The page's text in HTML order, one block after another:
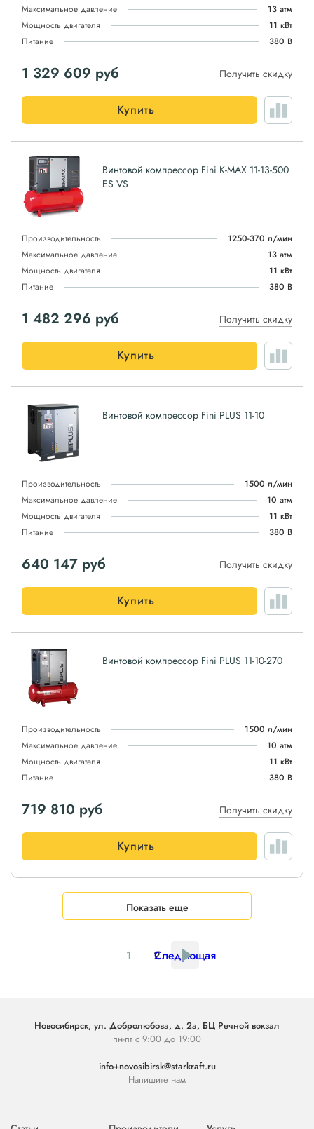
Максимальное давление
13 атм
Мощность двигателя
11 кВт
Питание
380 В
1 329 609 руб Получить скидку
Купить
Винтовой компрессор Fini K-MAX 11-13-500
ES VS
Производительность
1250-370 л/мин
Максимальное давление
13 атм
Мощность двигателя
11 кВт
Питание
380 В
1 482 296 руб Получить скидку
Купить
Винтовой компрессор Fini PLUS 11-10
Производительность
1500 л/мин
Максимальное давление
10 атм
Мощность двигателя
11 кВт
Питание
380 В
640 147 руб Получить скидку
Купить
Винтовой компрессор Fini PLUS 11-10-270
Производительность
1500 л/мин
Максимальное давление
10 атм
Мощность двигателя
11 кВт
Питание
380 В
719 810 руб Получить скидку
Купить
Показать еще
1 2
Следующая
Новосибирск, ул. Добролюбова, д. 2а, БЦ Речной вокзал
пн-пт с 9:00 до 19:00
info+novosibirsk@starkraft.ru
Напишите нам